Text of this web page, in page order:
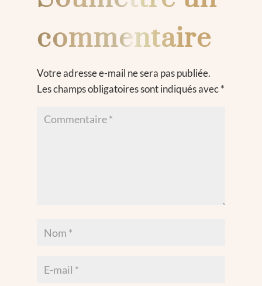
commentaire
Votre adresse e-mail ne sera pas publiée.
Les champs obligatoires sont indiqués avec*